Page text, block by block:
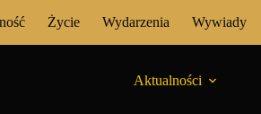
Życie Wydarzenia Wywiady
Aktualności